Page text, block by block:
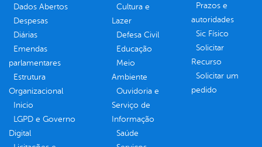
Dados Abertos
Despesas
Diárias
Emendas
parlamentares
Estrutura
Organizacional
Inicio
LGPD e Governo
Digital
Cultura e
Lazer
Defesa Civil
Educação
Meio
Ambiente
Ouvidoria e
Serviço de
Informação
Saúde
Prazos e
autoridades
Sic Físico
Solicitar
Recurso
Solicitar um
pedido